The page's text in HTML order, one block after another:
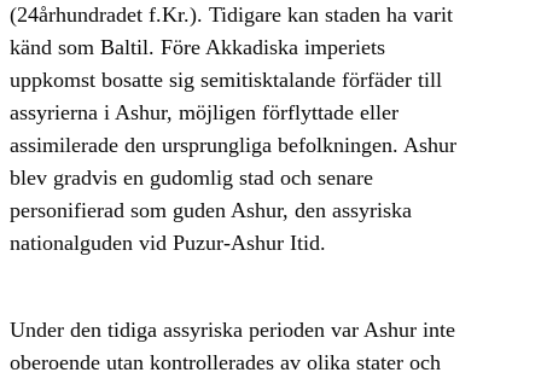
(24århundradet f.Kr.). Tidigare kan staden ha varit
känd som Baltil. Före Akkadiska imperiets
uppkomst bosatte sig semitisktalande förfäder till
assyrierna i Ashur, möjligen förflyttade eller
assimilerade den ursprungliga befolkningen. Ashur
blev gradvis en gudomlig stad och senare
personifierad som guden Ashur, den assyriska
nationalguden vid Puzur-Ashur Itid.
Under den tidiga assyriska perioden var Ashur inte
oberoende utan kontrollerades av olika stater och